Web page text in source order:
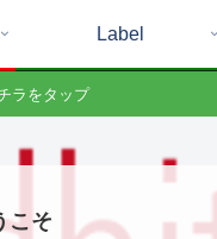
Label
ラをタップ
こそ